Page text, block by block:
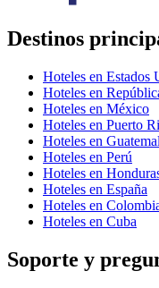
Destinos
Hoteles en Estados
Hoteles en
Hoteles en México
Hoteles en Puerto
Hoteles en
Hoteles en Perú
Hoteles en
Hoteles en España
Hoteles en
Hoteles en Cuba
Soporte y